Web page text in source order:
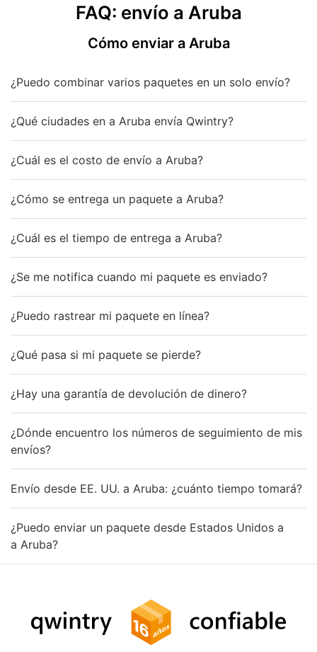
FAQ: envío a Aruba
Cómo enviar a Aruba
¿Puedo combinar varios paquetes en un solo envío?
¿Qué ciudades en a Aruba envía Qwintry?
¿Cuál es el costo de envío a Aruba?
¿Cómo se entrega un paquete a Aruba?
¿Cuál es el tiempo de entrega a Aruba?
¿Se me notifica cuando mi paquete es enviado?
¿Puedo rastrear mi paquete en línea?
¿Qué pasa si mi paquete se pierde?
¿Hay una garantía de devolución de dinero?
¿Dónde encuentro los números de seguimiento de mis
envíos?
Envío desde EE. UU. a Aruba: ¿cuánto tiempo tomará?
¿Puedo enviar un paquete desde Estados Unidos a
a Aruba?